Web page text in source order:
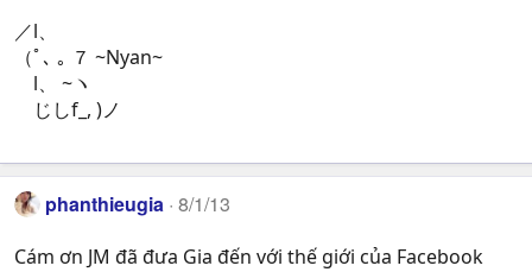
／l、
（ﾟ､ ｡ ７ ~Nyan~
l、 ~ヽ
じしf_, )ノ
phanthieugia 8/1/13
Cám ơn JM đã đưa Gia đến với thế giới của Facebook